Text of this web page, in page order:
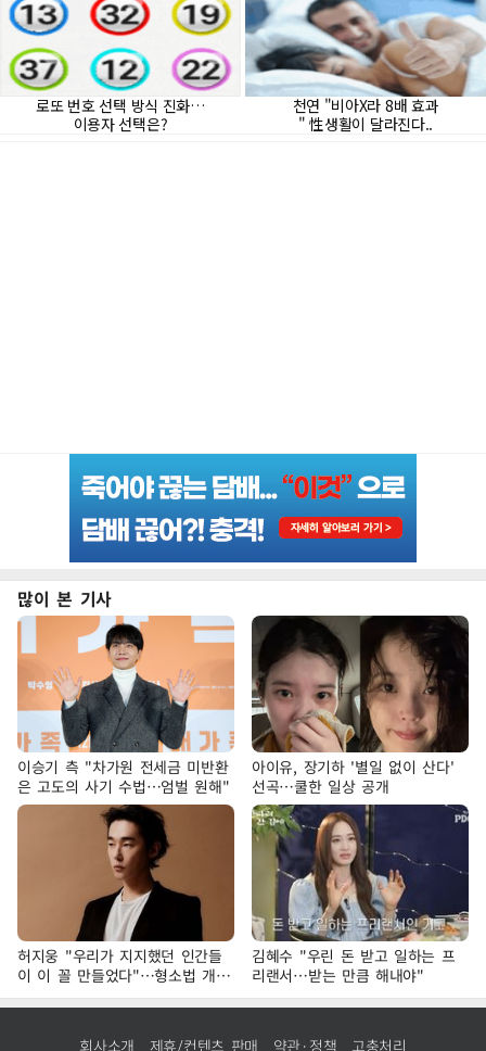
많이 본 기사
이승기 측 "차가원 전세금 미반환
은 고도의 사기 수법…엄벌 원해"
아이유, 장기하 '별일 없이 산다'
선곡…쿨한 일상 공개
허지웅 "우리가 지지했던 인간들
이 이 꼴 만들었다"…형소법 개정
에 격한 반응
김혜수 "우린 돈 받고 일하는 프
리랜서…받는 만큼 해내야"
회사소개 제휴/컨텐츠 판매 약관·정책 고충처리